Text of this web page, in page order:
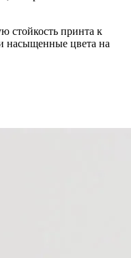
стойкость принта к
насыщенные цвета на